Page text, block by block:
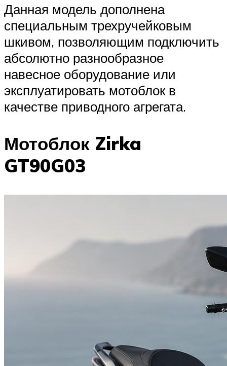
Данная модель дополнена
специальным трехручейковым
шкивом, позволяющим подключить
абсолютно разнообразное
навесное оборудование или
эксплуатировать мотоблок в
качестве приводного агрегата.
Мотоблок Zirka
GT90G03